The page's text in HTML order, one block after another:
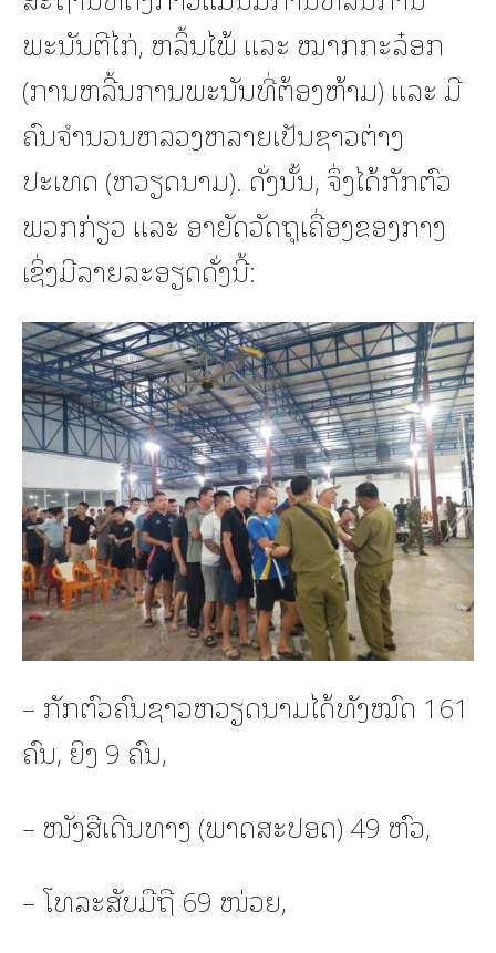
ພະນັນຕີໄກ່, ຫລິ້ນໄພ້ ແລະ ໝາກກະລ໋ອກ
(ການຫລີ້ນການພະນັນທີ່ຕ້ອງຫ້າມ) ແລະ ມີ
ຄົນຈໍານວນຫລວງຫລາຍເປັນຊາວຕ່າງ
ປະເທດ (ຫວຽດນາມ). ດັ່ງນັ້ນ, ຈຶ່ງໄດ້ກັກຕົວ
ພວກກ່ຽວ ແລະ ອາຍັດວັດຖຸເຄື່ອງຂອງກາງ
ເຊິ່ງມີລາຍລະອຽດດັ່ງນີ້:
– ກັກຕົວຄົນຊາວຫວຽດນາມໄດ້ທັງໝົດ 161
ຄົນ, ຍິງ 9 ຄົນ,
– ໜັງສືເດີນທາງ (ພາດສະປອດ) 49 ຫົວ,
– ໂທລະສັບມືຖື 69 ໜ່ວຍ,